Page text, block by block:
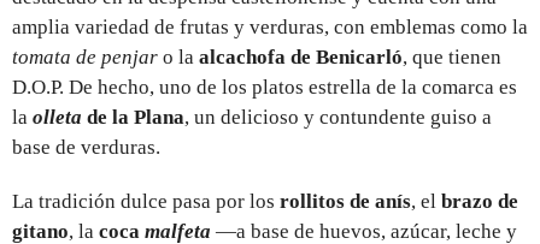
amplia variedad de frutas y verduras, con emblemas como la
tomata de penjar o la alcachofa de Benicarló, que tienen
D.O.P. De hecho, uno de los platos estrella de la comarca es
la olleta de la Plana, un delicioso y contundente guiso a
base de verduras.
La tradición dulce pasa por los rollitos de anís, el brazo de
gitano, la coca malfeta —a base de huevos, azúcar, leche y